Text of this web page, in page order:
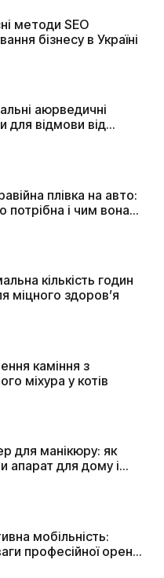
методи SEO
бізнесу в Україні
аюрведичні
для відмови від
плівка на авто:
потрібна і чим вона
кількість годин
міцного здоров’я
каміння з
міхура у котів
для манікюру: як
апарат для дому і
мобільність:
професійної оренди